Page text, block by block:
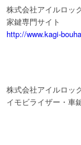
株式会社アイルロッ
家鍵専門サイト
http://www.kagi-
株式会社アイルロッ
イモビライザー・車